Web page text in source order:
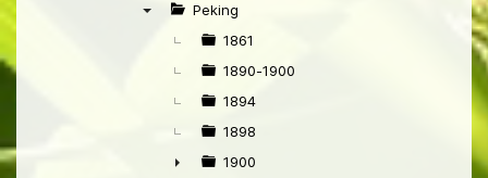
►
Peking
1861
1890-1900
1894
1898
1900